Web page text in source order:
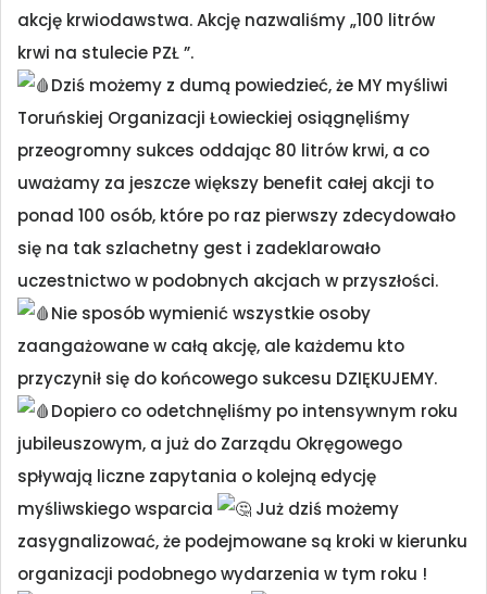
akcję krwiodawstwa. Akcję nazwaliśmy „100 litrów
krwi na stulecie PZŁ ”.
Dziś możemy z dumą powiedzieć, że MY myśliwi
Toruńskiej Organizacji Łowieckiej osiągnęliśmy
przeogromny sukces oddając 80 litrów krwi, a co
uważamy za jeszcze większy benefit całej akcji to
ponad 100 osób, które po raz pierwszy zdecydowało
się na tak szlachetny gest i zadeklarowało
uczestnictwo w podobnych akcjach w przyszłości.
Nie sposób wymienić wszystkie osoby
zaangażowane w całą akcję, ale każdemu kto
przyczynił się do końcowego sukcesu DZIĘKUJEMY.
Dopiero co odetchnęliśmy po intensywnym roku
jubileuszowym, a już do Zarządu Okręgowego
spływają liczne zapytania o kolejną edycję
myśliwskiego wsparcia
Już dziś możemy
zasygnalizować, że podejmowane są kroki w kierunku
organizacji podobnego wydarzenia w tym roku !